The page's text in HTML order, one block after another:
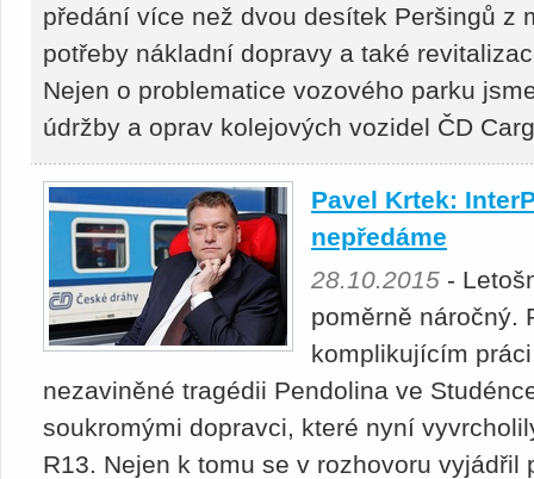
předání více než dvou desítek Peršingů z
potřeby nákladní dopravy a také
Nejen o problematice vozového parku
údržby a oprav kolejových vozidel ČD
Pavel Krtek:
nepředáme
28.10.2015 -
poměrně náročný.
komplikujícím
nezaviněné tragédii Pendolina ve
soukromými dopravci, které nyní
R13. Nejen k tomu se v rozhovoru vyjádřil